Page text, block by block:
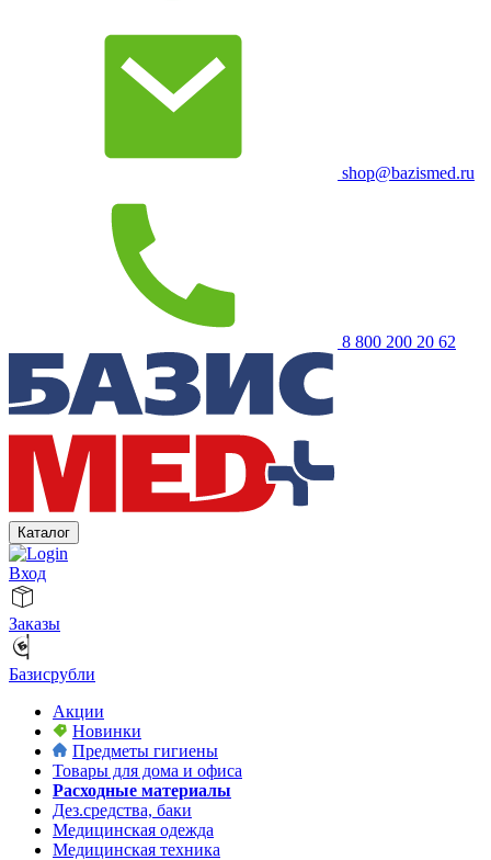
shop@bazismed.ru
8 800 200 20 62
Каталог
Вход
Заказы
Базисрубли
Акции
Новинки
Предметы гигиены
Товары для дома и офиса
Расходные материалы
Дез.средства, баки
Медицинская одежда
Медицинская техника